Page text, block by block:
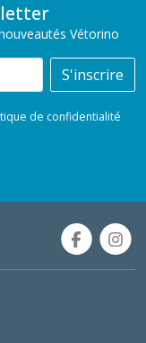
Vétorino
S'inscrire
de confidentialité